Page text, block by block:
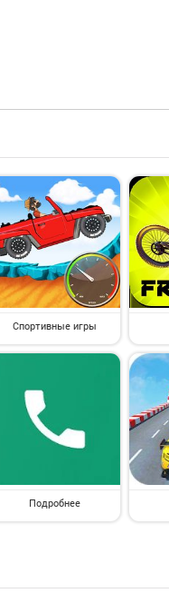
Спортивные игры
Подробнее